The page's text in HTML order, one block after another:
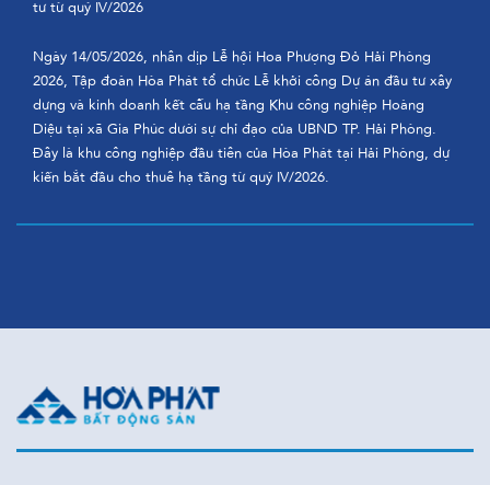
tư từ quý IV/2026
Ngày 14/05/2026, nhân dịp Lễ hội Hoa Phượng Đỏ Hải Phòng
2026, Tập đoàn Hòa Phát tổ chức Lễ khởi công Dự án đầu tư xây
dựng và kinh doanh kết cấu hạ tầng Khu công nghiệp Hoàng
Diệu tại xã Gia Phúc dưới sự chỉ đạo của UBND TP. Hải Phòng.
Đây là khu công nghiệp đầu tiên của Hòa Phát tại Hải Phòng, dự
kiến bắt đầu cho thuê hạ tầng từ quý IV/2026.